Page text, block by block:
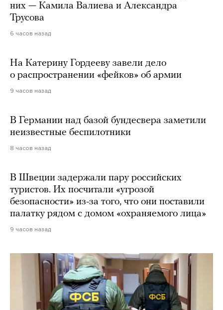
них — Камила Валиева и Александра
Трусова
6 часов назад
На Катерину Гордееву завели дело
о распространении «фейков» об армии
9 часов назад
В Германии над базой бундесвера заметили
неизвестные беспилотники
8 часов назад
В Швеции задержали пару российских
туристов. Их посчитали «угрозой
безопасности» из-за того, что они поставили
палатку рядом с домом «охраняемого лица»
9 часов назад